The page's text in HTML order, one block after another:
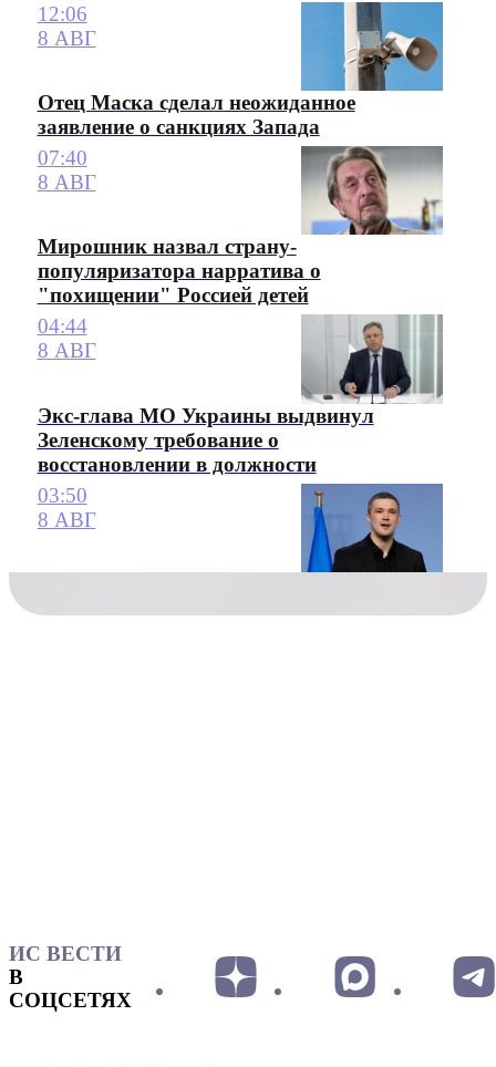
12:06
8 АВГ
Отец Маска сделал неожиданное
заявление о санкциях Запада
07:40
8 АВГ
Мирошник назвал страну-
популяризатора нарратива о
"похищении" Россией детей
04:44
8 АВГ
Экс-глава МО Украины выдвинул
Зеленскому требование о
восстановлении в должности
03:50
8 АВГ
ИС ВЕСТИ
В
СОЦСЕТЯХ